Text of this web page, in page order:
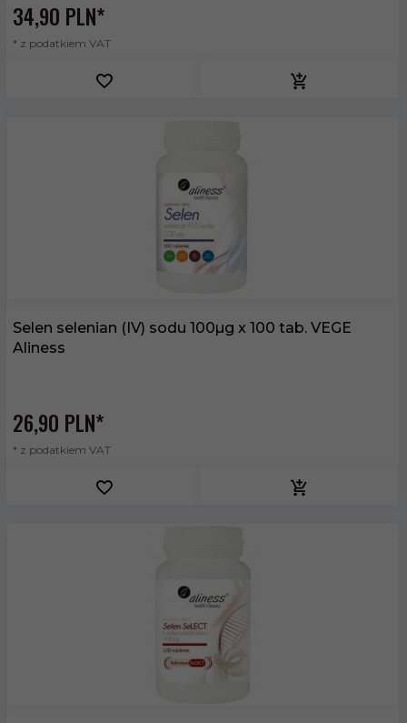
34,90 PLN*
* z podatkiem VAT
Selen selenian (IV) sodu 100µg x 100 tab. VEGE
Aliness
26,90 PLN*
* z podatkiem VAT